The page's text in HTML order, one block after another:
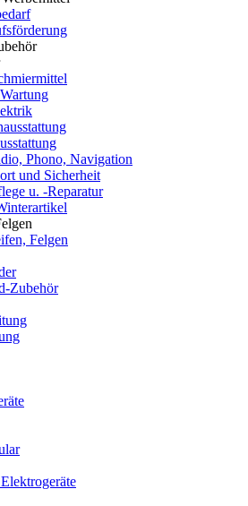
Phono, Navigation
und Sicherheit
u. -Reparatur
Felgen
Zubehör